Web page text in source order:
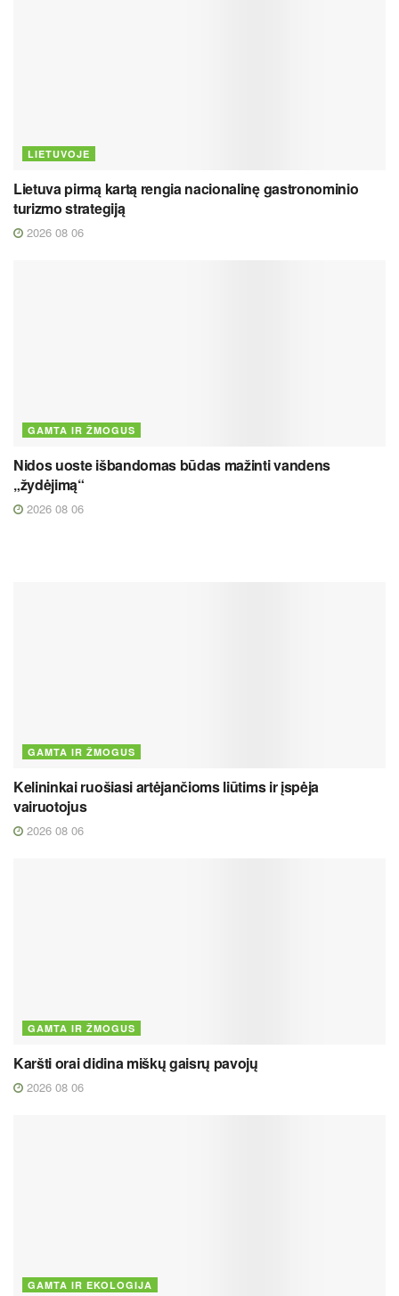
LIETUVOJE
Lietuva pirmą kartą rengia nacionalinę gastronominio
turizmo strategiją
2026 08 06
GAMTA IR ŽMOGUS
Nidos uoste išbandomas būdas mažinti vandens
„žydėjimą“
2026 08 06
GAMTA IR ŽMOGUS
Kelininkai ruošiasi artėjančioms liūtims ir įspėja
vairuotojus
2026 08 06
GAMTA IR ŽMOGUS
Karšti orai didina miškų gaisrų pavojų
2026 08 06
GAMTA IR EKOLOGIJA